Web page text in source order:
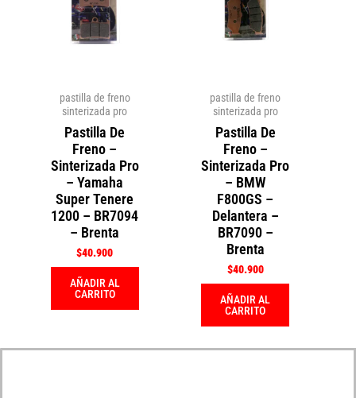
pastilla de freno
sinterizada pro
Pastilla De
Freno –
Sinterizada Pro
– Yamaha
Super Tenere
1200 – BR7094
– Brenta
$40.900
AÑADIR AL
CARRITO
pastilla de freno
sinterizada pro
Pastilla De
Freno –
Sinterizada Pro
– BMW
F800GS –
Delantera –
BR7090 –
Brenta
$40.900
AÑADIR AL
CARRITO